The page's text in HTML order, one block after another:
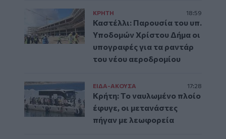
ΚΡΗΤΗ 18:59
Καστέλλι: Παρουσία του υπ.
Υποδομών Χρίστου Δήμα οι
υπογραφές για τα ραντάρ
του νέου αεροδρομίου
ΕΙΔΑ-ΑΚΟΥΣΑ 17:28
Κρήτη: Το ναυλωμένο πλοίο
έφυγε, οι μετανάστες
πήγαν με λεωφορεία